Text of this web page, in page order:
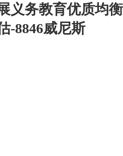
义务教育优质均衡
-8846威尼斯